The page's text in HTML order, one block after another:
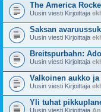
The America
Uusin viesti Kirjoittaja
Saksan
Uusin viesti Kirjoittaja
Breitspurbahn:
Uusin viesti Kirjoittaja
Valkoinen aukko
Uusin viesti Kirjoittaja
Yli tuhat
Uusin viesti Kirjoittaja